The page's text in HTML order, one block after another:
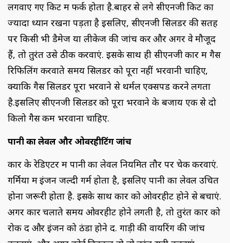
लगवाए गए किट में फर्क होता है.बाहर से लगे सीएनजी किट का
ज्यादा ध्यान रखना पड़ता है इसलिए, सीएनजी सिलेंडर की सतह
पर किसी भी डैमेज या लीकेज की जांच करें और अगर वे मौजूद
हैं, तो तुरंत उसे ठीक करवाएं. इसके साथ ही सीएनजी कार में गैस
रिफिलिंग करवाते समय सिलेंडर को पूरा नहीं भरवानी चाहिए,
क्योंकि गैस सिलेंडर पूरा भरवाने से थर्मल एक्सपेंड करने लगता
है.इसलिए सीएनजी सिलेंडर को पूरा भरवाने के बजाय एक से दो
किलो गैस कम भरवाना चाहिए.
पानी का लेवल और ओवरहीटिंग जांच
कार के रेडिएटर में पानी का लेवल नियमित तौर पर चेक करवाएं.
गर्मियों में इंजन जल्दी गर्म होता है, इसलिए पानी का लेवल उचित
होना जरूरी होता है. इसके साथ कार को ओवरहीट होने से बचाएं.
अगर कार चलाते समय ओवरहीट होने लगती है, तो तुरंत कार को
रोक दें और इंजन को ठंडा होने दें. गाड़ी की वायरिंग की जांच